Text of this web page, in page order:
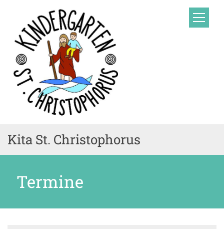
Zum Inhalt springen
Kita St. Christophorus
Termine